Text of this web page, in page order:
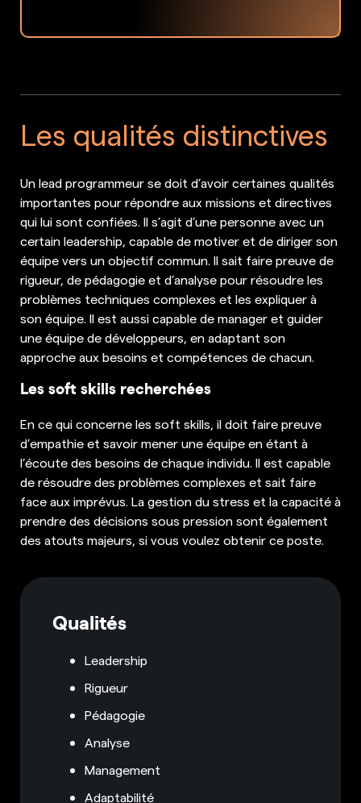
Les qualités distinctives
Un lead programmeur se doit d’avoir certaines qualités
importantes pour répondre aux missions et directives
qui lui sont confiées. Il s’agit d’une personne avec un
certain leadership, capable de motiver et de diriger son
équipe vers un objectif commun. Il sait faire preuve de
rigueur, de pédagogie et d’analyse pour résoudre les
problèmes techniques complexes et les expliquer à
son équipe. Il est aussi capable de manager et guider
une équipe de développeurs, en adaptant son
approche aux besoins et compétences de chacun.
Les soft skills recherchées
En ce qui concerne les soft skills, il doit faire preuve
d’empathie et savoir mener une équipe en étant à
l’écoute des besoins de chaque individu. Il est capable
de résoudre des problèmes complexes et sait faire
face aux imprévus. La gestion du stress et la capacité à
prendre des décisions sous pression sont également
des atouts majeurs, si vous voulez obtenir ce poste.
Qualités
Leadership
Rigueur
Pédagogie
Analyse
Management
Adaptabilité